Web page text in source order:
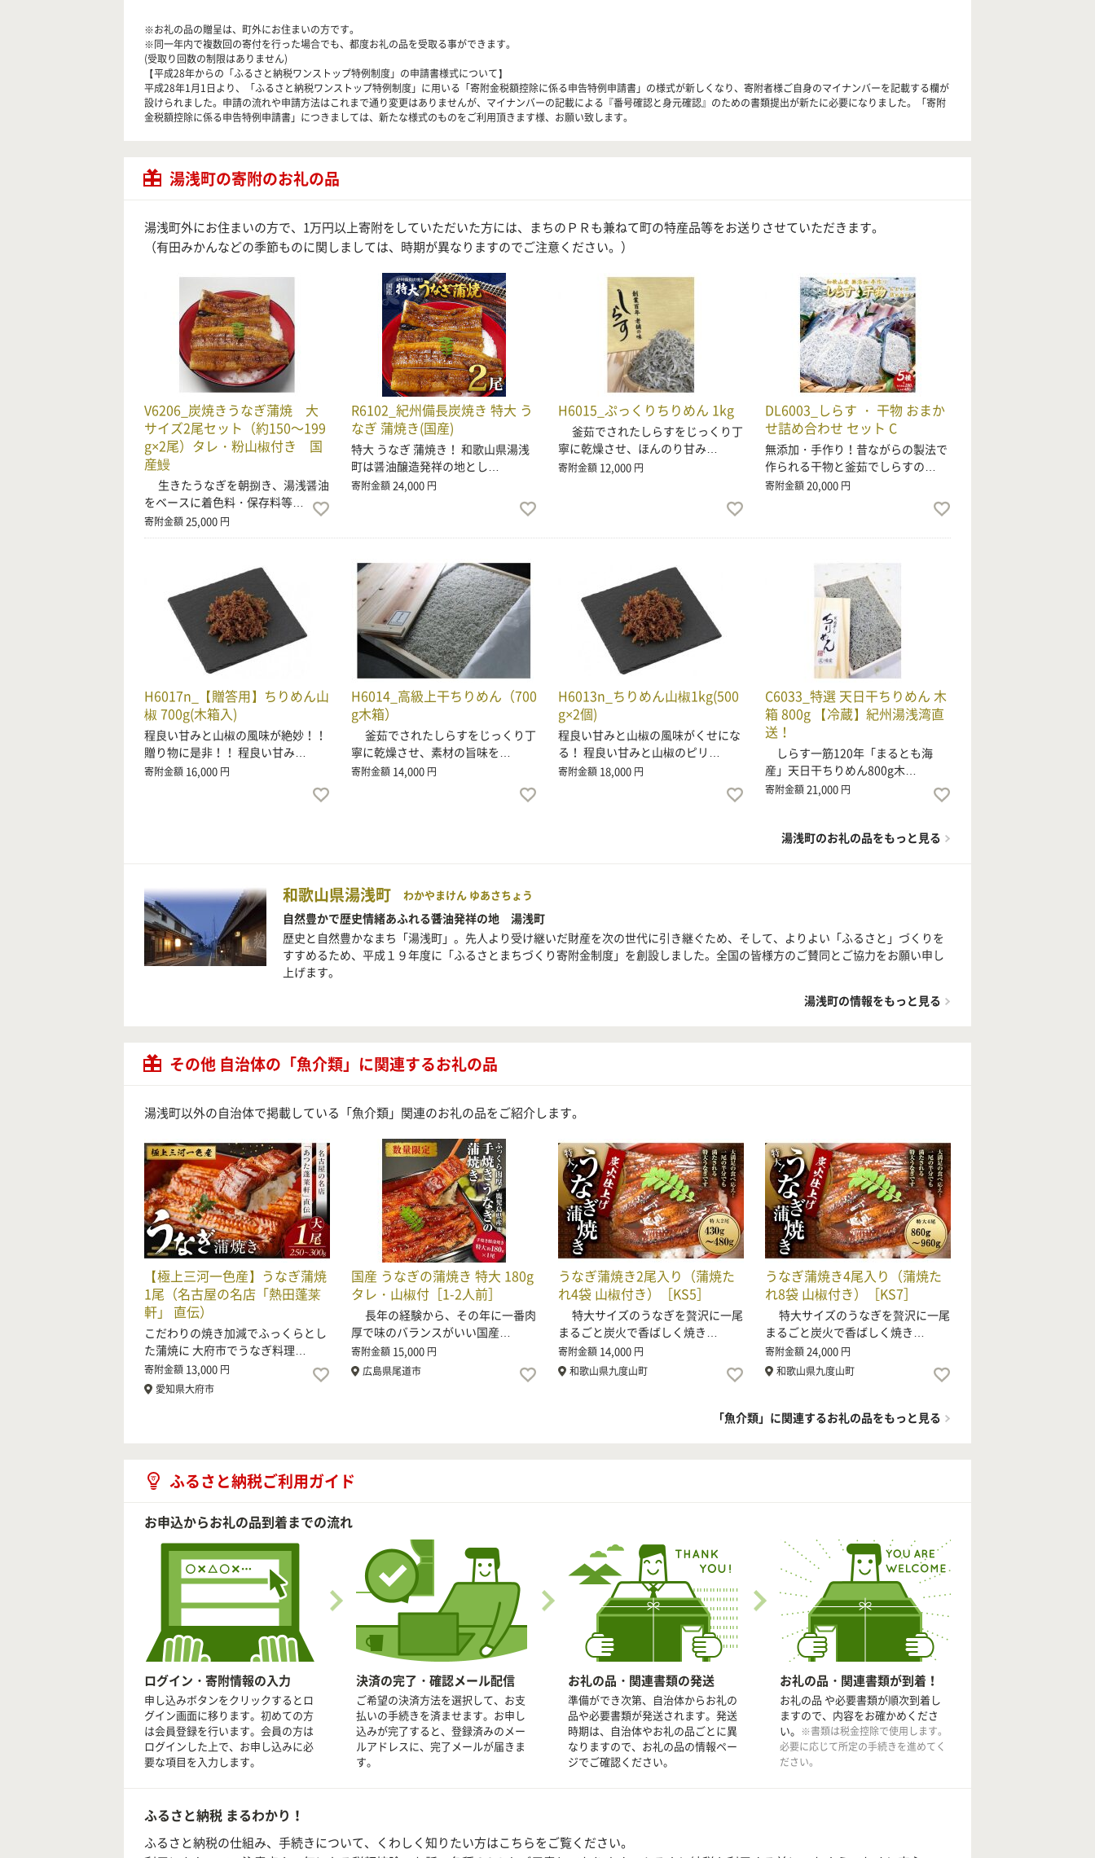
※お礼の品の贈呈は、町外にお住まいの方です。
※同一年内で複数回の寄付を行った場合でも、都度お礼の品を受取る事ができます。
(受取り回数の制限はありません)
【平成28年からの「ふるさと納税ワンストップ特例制度」の申請書様式について】
平成28年1月1日より、「ふるさと納税ワンストップ特例制度」に用いる「寄附金税額控除に係る申告特例申請書」の様式が新しくなり、寄附者様ご自身のマイナンバーを記載する欄が
設けられました。申請の流れや申請方法はこれまで通り変更はありませんが、マイナンバーの記載による『番号確認と身元確認』のための書類提出が新たに必要になりました。「寄附
金税額控除に係る申告特例申請書」につきましては、新たな様式のものをご利用頂きます様、お願い致します。
湯浅町の寄附のお礼の品
湯浅町外にお住まいの方で、1万円以上寄附をしていただいた方には、まちのＰＲも兼ねて町の特産品等をお送りさせていただきます。
（有田みかんなどの季節ものに関しましては、時期が異なりますのでご注意ください。）
V6206_炭焼きうなぎ蒲焼 大
サイズ2尾セット（約150～199
g×2尾）タレ・粉山椒付き 国
産鰻
生きたうなぎを朝捌き、湯浅醤油
をベースに着色料・保存料等…
寄附金額25,000 円
R6102_紀州備長炭焼き 特大 う
なぎ 蒲焼き(国産)
特大 うなぎ 蒲焼き！ 和歌山県湯浅
町は醤油醸造発祥の地とし…
寄附金額24,000 円
H6015_ぷっくりちりめん 1kg
釜茹でされたしらすをじっくり丁
寧に乾燥させ、ほんのり甘み…
寄附金額 12,000 円
DL6003_しらす ・ 干物 おまか
せ詰め合わせ セット C
無添加・手作り！昔ながらの製法で
作られる干物と釜茹でしらすの…
寄附金額20,000 円
H6017n_【贈答用】ちりめん山
椒 700g(木箱入)
程良い甘みと山椒の風味が絶妙！！
贈り物に是非！！ 程良い甘み…
寄附金額 16,000 円
H6014_高級上干ちりめん（700
g木箱）
釜茹でされたしらすをじっくり丁
寧に乾燥させ、素材の旨味を…
寄附金額 14,000 円
H6013n_ちりめん山椒1kg(500
g×2個)
程良い甘みと山椒の風味がくせにな
る！ 程良い甘みと山椒のピリ…
寄附金額 18,000 円
C6033_特選 天日干ちりめん 木
箱 800g 【冷蔵】紀州湯浅湾直
送！
しらす一筋120年「まるとも海
産」天日干ちりめん800g木…
寄附金額21,000 円
湯浅町のお礼の品をもっと見る
和歌山県湯浅町 わかやまけん ゆあさちょう
自然豊かで歴史情緒あふれる醤油発祥の地 湯浅町
歴史と自然豊かなまち「湯浅町」。先人より受け継いだ財産を次の世代に引き継ぐため、そして、よりよい「ふるさと」づくりを
すすめるため、平成１９年度に「ふるさとまちづくり寄附金制度」を創設しました。全国の皆様方のご賛同とご協力をお願い申し
上げます。
湯浅町の情報をもっと見る
その他 自治体の「魚介類」に関連するお礼の品
湯浅町以外の自治体で掲載している「魚介類」関連のお礼の品をご紹介します。
【極上三河一色産】うなぎ蒲焼
1尾（名古屋の名店「熱田蓬莱
軒」 直伝）
こだわりの焼き加減でふっくらとし
た蒲焼に 大府市でうなぎ料理…
寄附金額 13,000 円
愛知県大府市
国産 うなぎの蒲焼き 特大 180g
タレ・山椒付［1-2人前］
長年の経験から、その年に一番肉
厚で味のバランスがいい国産…
寄附金額 15,000 円
広島県尾道市
うなぎ蒲焼き2尾入り（蒲焼た
れ4袋 山椒付き）［KS5］
特大サイズのうなぎを贅沢に一尾
まるごと炭火で香ばしく焼き…
寄附金額 14,000 円
和歌山県九度山町
うなぎ蒲焼き4尾入り（蒲焼た
れ8袋 山椒付き）［KS7］
特大サイズのうなぎを贅沢に一尾
まるごと炭火で香ばしく焼き…
寄附金額24,000 円
和歌山県九度山町
「魚介類」に関連するお礼の品をもっと見る
ふるさと納税ご利用ガイド
お申込からお礼の品到着までの流れ
ログイン・寄附情報の入力
申し込みボタンをクリックするとロ
グイン画面に移ります。初めての方
は会員登録を行います。会員の方は
ログインした上で、お申し込みに必
要な項目を入力します。
決済の完了・確認メール配信
ご希望の決済方法を選択して、お支
払いの手続きを済ませます。お申し
込みが完了すると、登録済みのメー
ルアドレスに、完了メールが届きま
す。
お礼の品・関連書類の発送
準備ができ次第、自治体からお礼の
品や必要書類が発送されます。発送
時期は、自治体やお礼の品ごとに異
なりますので、お礼の品の情報ペー
ジでご確認ください。
お礼の品・関連書類が到着！
お礼の品 や必要書類が順次到着し
ますので、内容をお確かめくださ
い。 ※書類は税金控除で使用します。
必要に応じて所定の手続きを進めてく
ださい。
ふるさと納税 まるわかり！
ふるさと納税の仕組み、手続きについて、くわしく知りたい方はこちらをご覧ください。